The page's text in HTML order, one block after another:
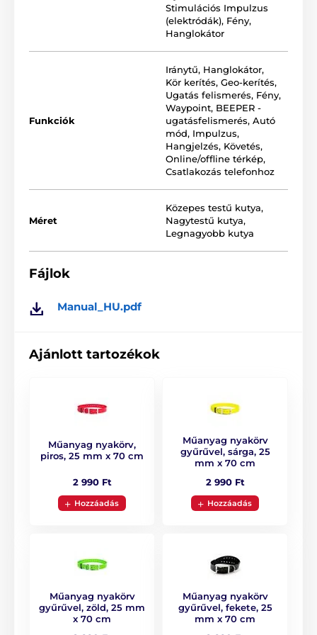
FENCE funkció - megjelölhető a kutya területe, ahol
szabadon mozoghat
BEEPER funkció - állás / mozgásérzékelés
WYPOINT funkció - akár 13 helyzet elmenthető -
lehetőség van a a navigálásra az elmentett
pontokhoz (vevő)
CAR mode - üzemmód a vevőkészülék
a vevőkészülék gyors indítása
könnyű és kisméretű nyakörv
On-line és off-line térkép
Az összes készülék útvonalának feljegyzése
Távolság és területmérés a térképen
Geo-fence - virtuális akusztikus határvonal
létrehozásának képessége a térképen
Útvonalpontok mentése a térképen
Hatótáv 20 km
Vízálló vevő és adó
Stimulációs Impulzus
(elektródák), Fény,
Hanglokátor
Funkciók
Iránytű, Hanglokátor,
Kör kerítés, Geo-kerítés,
Ugatás felismerés, Fény,
Waypoint, BEEPER -
ugatásfelismerés, Autó
mód, Impulzus,
Hangjelzés, Követés,
Online/offline térkép,
Csatlakozás telefonhoz
Méret
Közepes testű kutya,
Nagytestű kutya,
Legnagyobb kutya
Fájlok
Manual_HU.pdf
Ajánlott tartozékok
Műanyag nyakörv,
piros, 25 mm x 70 cm
2 990 Ft
Hozzáadás
Műanyag nyakörv
gyűrűvel, sárga, 25
mm x 70 cm
2 990 Ft
Hozzáadás
Műanyag nyakörv
gyűrűvel, zöld, 25 mm
x 70 cm
Műanyag nyakörv
gyűrűvel, fekete, 25
mm x 70 cm